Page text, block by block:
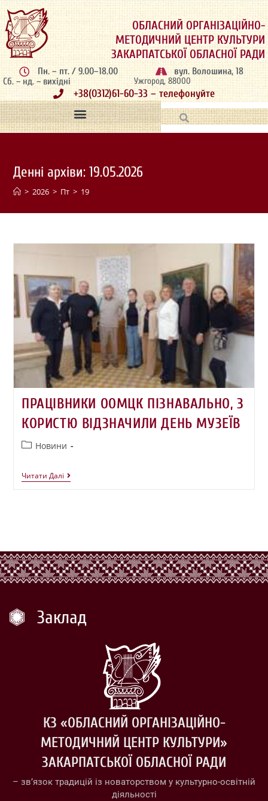
ОБЛАСНИЙ ОРГАНІЗАЦІЙНО-
МЕТОДИЧНИЙ ЦЕНТР КУЛЬТУРИ
ЗАКАРПАТСЬКОЇ ОБЛАСНОЇ РАДИ
Пн. – пт. / 9.00–18.00
Сб. – нд. – вихідні
вул. Волошина, 18
Ужгород, 88000
+38(0312)61-60-33 – телефонуйте
Денні архіви: 19.05.2026
> 2026 > Пт > 19
ПРАЦІВНИКИ ООМЦК ПІЗНАВАЛЬНО, З
КОРИСТЮ ВІДЗНАЧИЛИ ДЕНЬ МУЗЕЇВ
Новини
Читати Далі
Заклад
КЗ «ОБЛАСНИЙ ОРГАНІЗАЦІЙНО-
МЕТОДИЧНИЙ ЦЕНТР КУЛЬТУРИ»
ЗАКАРПАТСЬКОЇ ОБЛАСНОЇ РАДИ
– зв’язок традицій із новаторством у культурно-освітній
діяльності